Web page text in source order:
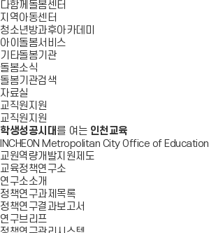
다함께돌봄센터
지역아동센터
청소년방과후아카데미
아이돌봄서비스
기타돌봄기관
돌봄소식
돌봄기관검색
자료실
교직원지원
교직원지원
학생성공시대 를 여는 인천교육
INCHEON Metropolitan City Office of Education
교원역량개발지원제도
교육정책연구소
연구소소개
정책연구과제목록
정책연구결과보고서
연구브리프